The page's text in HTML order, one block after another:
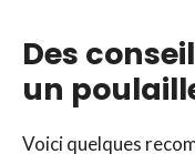
Des
un
Voici quelques